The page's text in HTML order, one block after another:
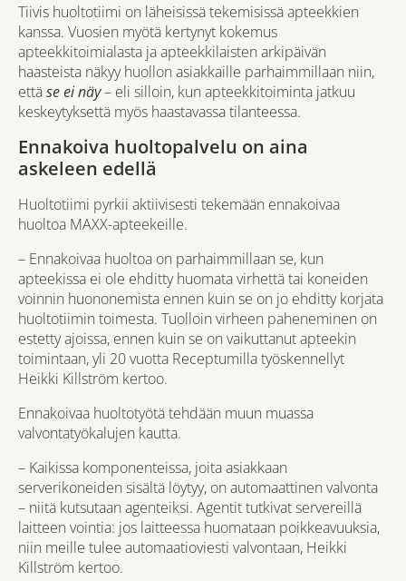
Tiivis huoltotiimi on läheisissä tekemisissä apteekkien
kanssa. Vuosien myötä kertynyt kokemus
apteekkitoimialasta ja apteekkilaisten arkipäivän
haasteista näkyy huollon asiakkaille parhaimmillaan niin,
ettäse ei näy– eli silloin, kun apteekkitoiminta jatkuu
keskeytyksettä myös haastavassa tilanteessa.
Ennakoiva huoltopalvelu on aina
askeleen edellä
Huoltotiimi pyrkii aktiivisesti tekemään ennakoivaa
huoltoa MAXX-apteekeille.
– Ennakoivaa huoltoa on parhaimmillaan se, kun
apteekissa ei ole ehditty huomata virhettä tai koneiden
voinnin huononemista ennen kuin se on jo ehditty korjata
huoltotiimin toimesta. Tuolloin virheen paheneminen on
estetty ajoissa, ennen kuin se on vaikuttanut apteekin
toimintaan, yli 20 vuotta Receptumilla työskennellyt
Heikki Killström kertoo.
Ennakoivaa huoltotyötä tehdään muun muassa
valvontatyökalujen kautta.
– Kaikissa komponenteissa, joita asiakkaan
serverikoneiden sisältä löytyy, on automaattinen valvonta
– niitä kutsutaan agenteiksi. Agentit tutkivat servereillä
laitteen vointia: jos laitteessa huomataan poikkeavuuksia,
niin meille tulee automaatioviesti valvontaan, Heikki
Killström kertoo.